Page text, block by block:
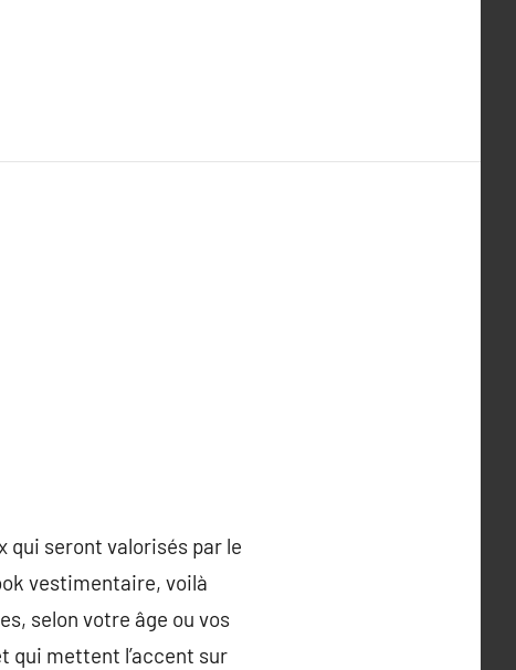
qui seront valorisés par le
vestimentaire, voilà
selon votre âge ou vos
qui mettent l’accent sur